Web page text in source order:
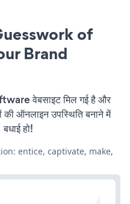
of
Brand
वेबसाइट मिल गई है और
ऑनलाइन उपस्थिति बनाने में
हो!
entice, captivate, make,